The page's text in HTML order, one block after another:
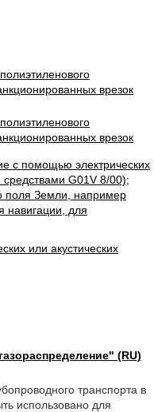
с помощью электрических
средствами G01V 8/00);
поля Земли, например
навигации, для
или акустических
(RU)
транспорта в
использовано для